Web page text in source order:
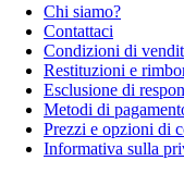
Chi siamo?
Contattaci
Condizioni di
Restituzioni e
Esclusione di
Metodi di
Prezzi e opzioni di
Informativa sulla